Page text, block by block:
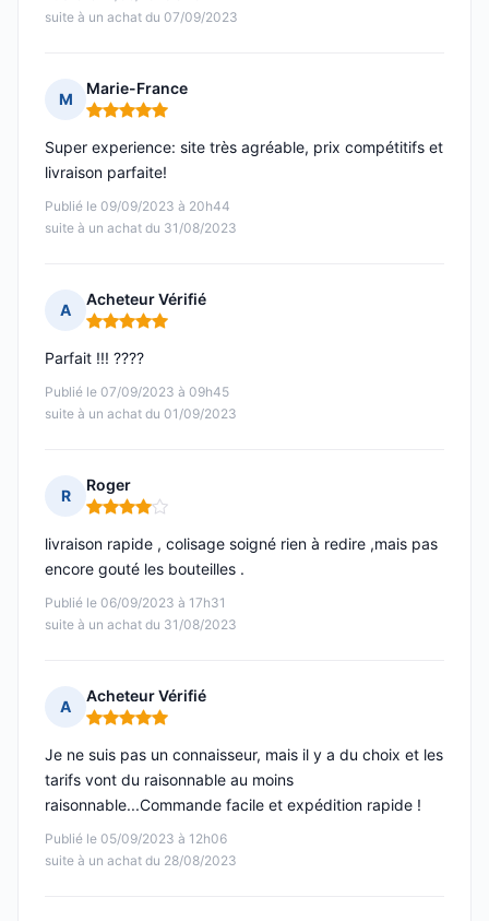
suite à un achat du 07/09/2023
M
Marie-France
Note : 5 sur 5
Publié le 09/09/2023 à 20h44
suite à un achat du 31/08/2023
Super experience: site très agréable, prix compétitifs et
livraison parfaite!
A
Acheteur Vérifié
Note : 5 sur 5
Publié le 07/09/2023 à 09h45
suite à un achat du 01/09/2023
Parfait !!! ????
R
Roger
Note : 4 sur 5
Publié le 06/09/2023 à 17h31
suite à un achat du 31/08/2023
livraison rapide , colisage soigné rien à redire ,mais pas
encore gouté les bouteilles .
A
Acheteur Vérifié
Note : 5 sur 5
Publié le 05/09/2023 à 12h06
suite à un achat du 28/08/2023
Je ne suis pas un connaisseur, mais il y a du choix et les
tarifs vont du raisonnable au moins
raisonnable...Commande facile et expédition rapide !